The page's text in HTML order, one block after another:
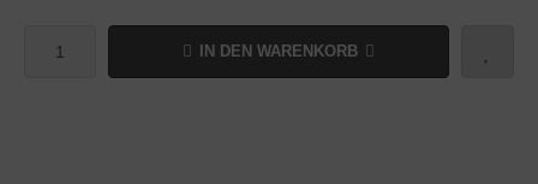
IN DEN WARENKORB